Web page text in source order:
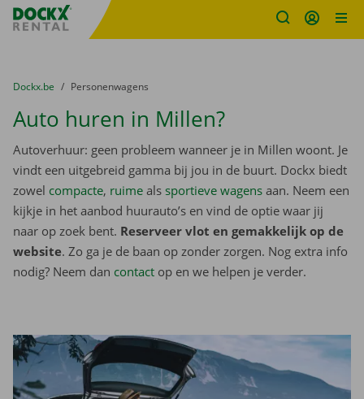
Fratello DEMO
U bevindt zich hier:
van
Dockx.be naar
Personenwagens
Auto huren in Millen?
Autoverhuur: geen probleem wanneer je in Millen woont. Je
vindt een uitgebreid gamma bij jou in de buurt. Dockx biedt
zowel compacte, ruime als sportieve wagens aan. Neem een
kijkje in het aanbod huurauto’s en vind de optie waar jij
naar op zoek bent. Reserveer vlot en gemakkelijk op de
website. Zo ga je de baan op zonder zorgen. Nog extra info
nodig? Neem dan contact op en we helpen je verder.